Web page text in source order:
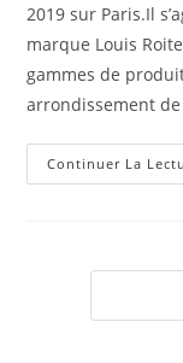
2019 sur Paris.Il
marque Louis
gammes de
arrondissement
Continuer La